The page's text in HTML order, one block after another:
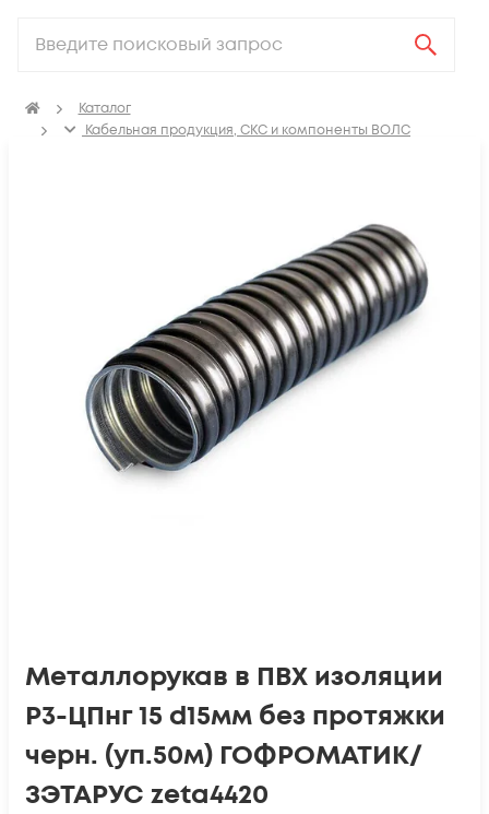
Каталог
Кабельная продукция, СКС и компоненты ВОЛС
Металлорукав в ПВХ изоляции
Р3-ЦПнг 15 d15мм без протяжки
черн. (уп.50м) ГОФРОМАТИК/
ЗЭТАРУС zeta4420